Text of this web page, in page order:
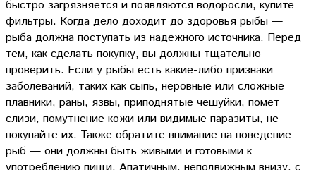
быстро загрязняется и появляются водоросли, купите
фильтры. Когда дело доходит до здоровья рыбы —
рыба должна поступать из надежного источника. Перед
тем, как сделать покупку, вы должны тщательно
проверить. Если у рыбы есть какие-либо признаки
заболеваний, таких как сыпь, неровные или сложные
плавники, раны, язвы, приподнятые чешуйки, помет
слизи, помутнение кожи или видимые паразиты, не
покупайте их. Также обратите внимание на поведение
рыб — они должны быть живыми и готовыми к